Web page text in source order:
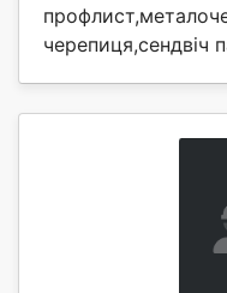
черепиця,сендвіч